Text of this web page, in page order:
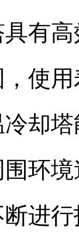
有
使
却
环
进